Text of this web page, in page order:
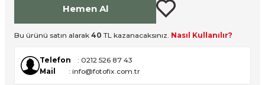
Işık Setleri
Hemen Al
Bu ürünü satın alarak 40 TL kazanacaksınız. Nasıl Kullanılır?
Telefon
: 0212 526 87 43
Mail
: info@fotofix.com.tr